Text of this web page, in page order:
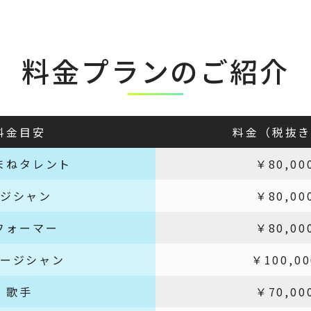
料金プランのご紹介
金目安 料金
（税抜
ねタレント
￥
シャン
￥
ォーマー
￥
ジシャン
￥
歌手
￥